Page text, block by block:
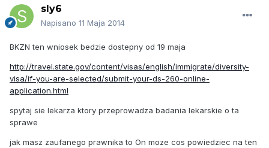
sly6
Napisano 11 Maja 2014
BKZN ten wniosek bedzie dostepny od 19 maja
http://travel.state.gov/content/visas/english/immigrate/diversity-
visa/if-you-are-selected/submit-your-ds-260-online-
application.html
spytaj sie lekarza ktory przeprowadza badania lekarskie o ta
sprawe
jak masz zaufanego prawnika to On moze cos powiedziec na ten